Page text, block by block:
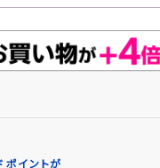
ポイントが